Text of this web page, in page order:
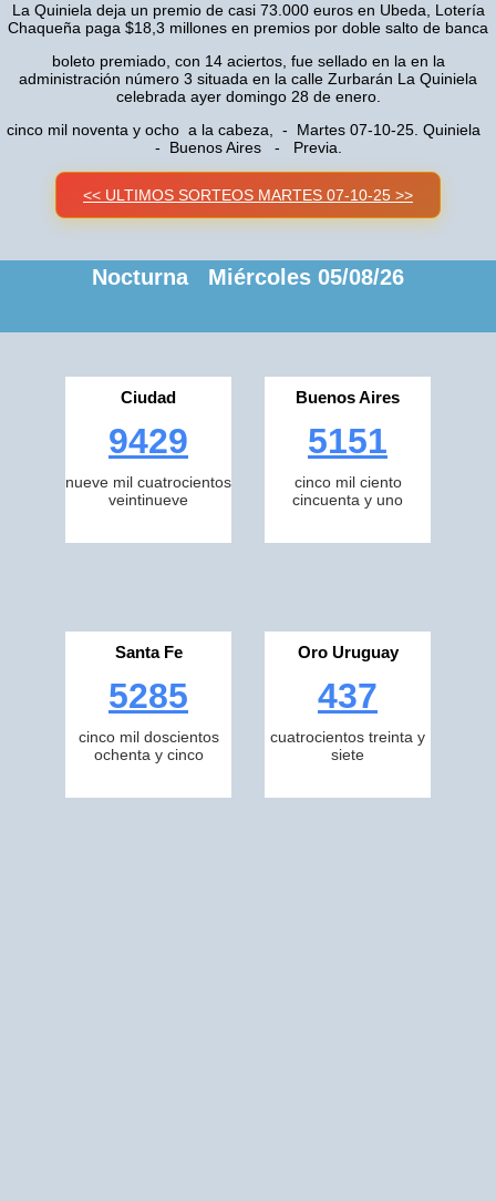
La Quiniela deja un premio de casi 73.000 euros en Ubeda, Lotería
Chaqueña paga $18,3 millones en premios por doble salto de banca
boleto premiado, con 14 aciertos, fue sellado en la en la
administración número 3 situada en la calle Zurbarán La Quiniela
celebrada ayer domingo 28 de enero.
cinco mil noventa y ocho a la cabeza, - Martes 07-10-25. Quiniela
- Buenos Aires - Previa.
<< ULTIMOS SORTEOS MARTES 07-10-25 >>
Nocturna Miércoles 05/08/26
Ciudad
9429
nueve mil cuatrocientos
veintinueve
Buenos Aires
5151
cinco mil ciento
cincuenta y uno
Santa Fe
5285
cinco mil doscientos
ochenta y cinco
Oro Uruguay
437
cuatrocientos treinta y
siete